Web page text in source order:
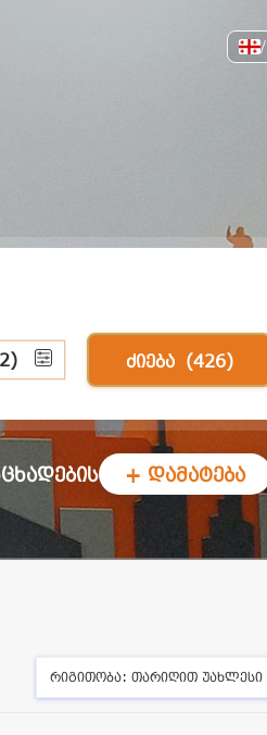
/
ძიება (426)
+ დამატება
რიგითობა: თარიღით უახლესი